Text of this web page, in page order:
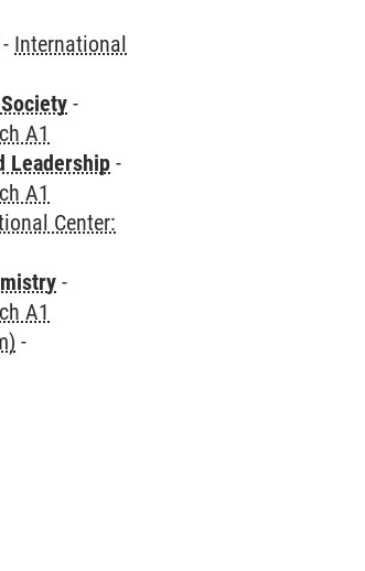
- International
-
A1
Leadership -
A1
Center:
-
A1
-